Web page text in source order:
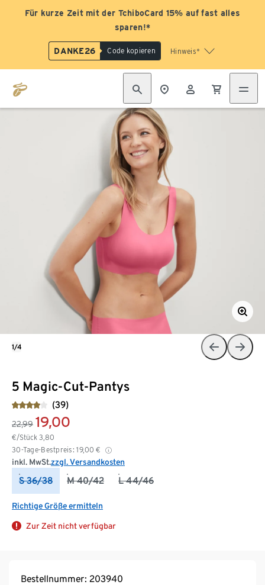
Für kurze Zeit mit der TchiboCard 15% auf fast alles
sparen!*
DANKE26 Code kopieren Hinweis*
5 Magic-Cut-Pantys
(39)
22,99 19,00
€/Stück 3,80
30-Tage-Bestpreis: 19,00 €
inkl. MwSt.zzgl. Versandkosten
S 36/38 M 40/42 L 44/46
Richtige Größe ermitteln
Zur Zeit nicht verfügbar
1/4
Bestellnummer: 203940